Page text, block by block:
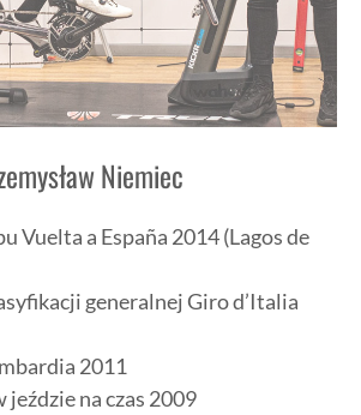
Niemiec
Vuelta a España 2014 (Lagos de
generalnej Giro d’Italia
2011
na czas 2009